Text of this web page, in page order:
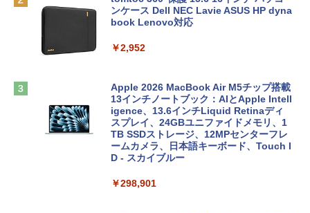
ンケース Dell NEC Lavie ASUS HP dyna
book Lenovo対応
￥2,952
Apple 2026 MacBook Air M5チップ搭載
13インチノートブック：AIとApple Intell
igence、13.6インチLiquid Retinaディ
スプレイ、24GBユニファイドメモリ、1
TB SSDストレージ、12MPセンターフレ
ームカメラ、日本語キーボード、Touch I
D - スカイブルー
￥298,901